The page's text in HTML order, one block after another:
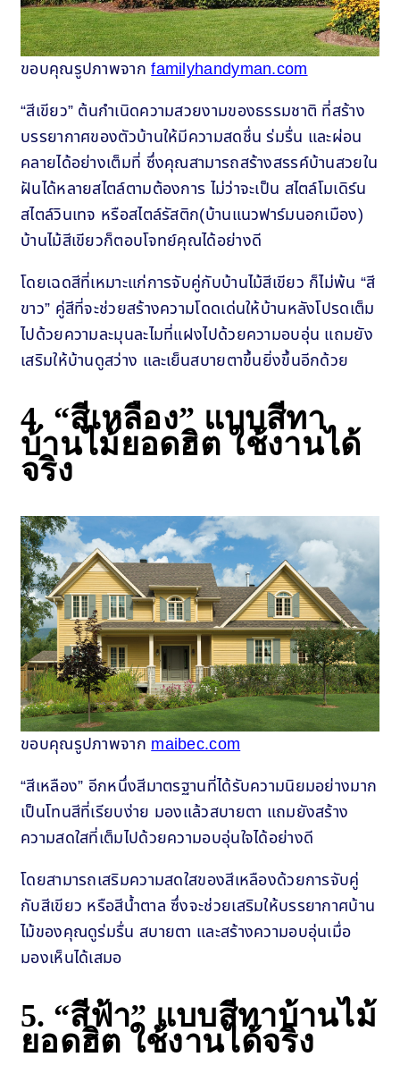
ขอบคุณรูปภาพจากfamilyhandyman.com
“สีเขียว” ต้นกำเนิดความสวยงามของธรรมชาติ ที่สร้าง
บรรยากาศของตัวบ้านให้มีความสดชื่น ร่มรื่น และผ่อน
คลายได้อย่างเต็มที่ ซึ่งคุณสามารถสร้างสรรค์บ้านสวยใน
ฝันได้หลายสไตล์ตามต้องการ ไม่ว่าจะเป็น สไตล์โมเดิร์น
สไตล์วินเทจ หรือสไตล์รัสติก(บ้านแนวฟาร์มนอกเมือง)
บ้านไม้สีเขียวก็ตอบโจทย์คุณได้อย่างดี
โดยเฉดสีที่เหมาะแก่การจับคู่กับบ้านไม้สีเขียว ก็ไม่พ้น “สี
ขาว” คู่สีที่จะช่วยสร้างความโดดเด่นให้บ้านหลังโปรดเต็ม
ไปด้วยความละมุนละไมที่แฝงไปด้วยความอบอุ่น แถมยัง
เสริมให้บ้านดูสว่าง และเย็นสบายตาขึ้นยิ่งขึ้นอีกด้วย
4. “สีเหลือง” แบบสีทา
บ้านไม้ยอดฮิต ใช้งานได้
จริง
ขอบคุณรูปภาพจากmaibec.com
“สีเหลือง” อีกหนึ่งสีมาตรฐานที่ได้รับความนิยมอย่างมาก
เป็นโทนสีที่เรียบง่าย มองแล้วสบายตา แถมยังสร้าง
ความสดใสที่เต็มไปด้วยความอบอุ่นใจได้อย่างดี
โดยสามารถเสริมความสดใสของสีเหลืองด้วยการจับคู่
กับสีเขียว หรือสีน้ำตาล ซึ่งจะช่วยเสริมให้บรรยากาศบ้าน
ไม้ของคุณดูร่มรื่น สบายตา และสร้างความอบอุ่นเมื่อ
มองเห็นได้เสมอ
5. “สีฟ้า” แบบสีทาบ้านไม้
ยอดฮิต ใช้งานได้จริง